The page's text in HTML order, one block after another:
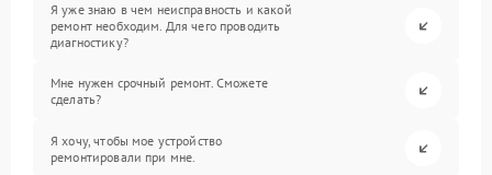
Я уже знаю в чем неисправность и какой
ремонт необходим. Для чего проводить
диагностику?
Мне нужен срочный ремонт. Сможете
сделать?
Я хочу, чтобы мое устройство
ремонтировали при мне.